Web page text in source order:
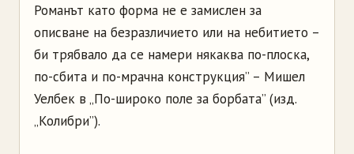
Романът като форма не е замислен за
описване на безразличието или на небитието –
би трябвало да се намери някаква по-плоска,
по-сбита и по-мрачна конструкция” – Мишел
Уелбек в „По-широко поле за борбата” (изд.
„Колибри”).